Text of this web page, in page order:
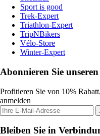
Sport is good
Trek-Expert
Triathlon-Expert
TripNBikers
Vélo-Store
Winter-Expert
Abonnieren Sie
Profitieren Sie von 10%
anmelden
Bleiben Sie in